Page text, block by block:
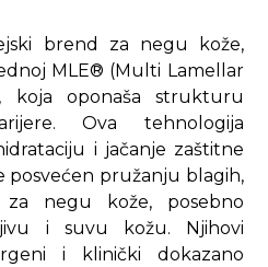
brend za negu kože,
MLE® (Multi Lamellar
koja oponaša strukturu
Ova tehnologija
i jačanje zaštitne
posvećen pružanju blagih,
negu kože, posebno
i suvu kožu. Njihovi
i klinički dokazano